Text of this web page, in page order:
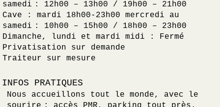
samedi : 12h00 – 13h00 / 19h00 – 21h00
Cave : mardi 18h00-23h00 mercredi au
samedi : 10h00 – 15h00 / 18h00 – 23h00
Dimanche, lundi et mardi midi : Fermé
Privatisation sur demande
Traiteur sur mesure
INFOS PRATIQUES
Nous accueillons tout le monde, avec le